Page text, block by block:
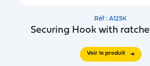
Réf : A125K
Securing Hook with
Voir le produit